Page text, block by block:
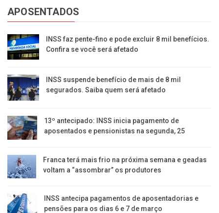
APOSENTADOS
INSS faz pente-fino e pode excluir 8 mil benefícios.
Confira se você será afetado
INSS suspende benefício de mais de 8 mil
segurados. Saiba quem será afetado
13º antecipado: INSS inicia pagamento de
aposentados e pensionistas na segunda, 25
Franca terá mais frio na próxima semana e geadas
voltam a “assombrar” os produtores
INSS antecipa pagamentos de aposentadorias e
pensões para os dias 6 e 7 de março